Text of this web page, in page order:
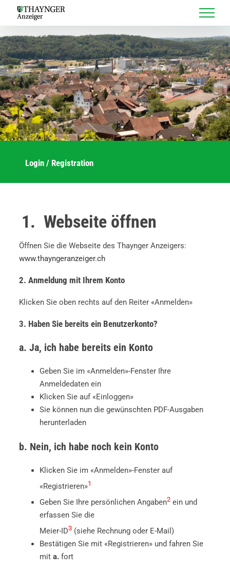
Login / Registration
Webseite öffnen
Öffnen Sie die Webseite des Thaynger Anzeigers:
www.thayngeranzeiger.ch
2. Anmeldung mit Ihrem Konto
Klicken Sie oben rechts auf den Reiter «Anmelden»
3. Haben Sie bereits ein Benutzerkonto?
a. Ja, ich habe bereits ein Konto
Geben Sie im «Anmelden»-Fenster Ihre
Anmeldedaten ein
Klicken Sie auf «Einloggen»
Sie können nun die gewünschten PDF-Ausgaben
herunterladen
b. Nein, ich habe noch kein Konto
Klicken Sie im «Anmelden»-Fenster auf
«Registrieren»1
Geben Sie Ihre persönlichen Angaben2 ein und
erfassen Sie die
Meier-ID3 (siehe Rechnung oder E-Mail)
Bestätigen Sie mit «Registrieren» und fahren Sie
mit a. fort